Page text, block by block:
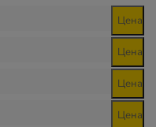
Цена
Цена
Цена
Цена